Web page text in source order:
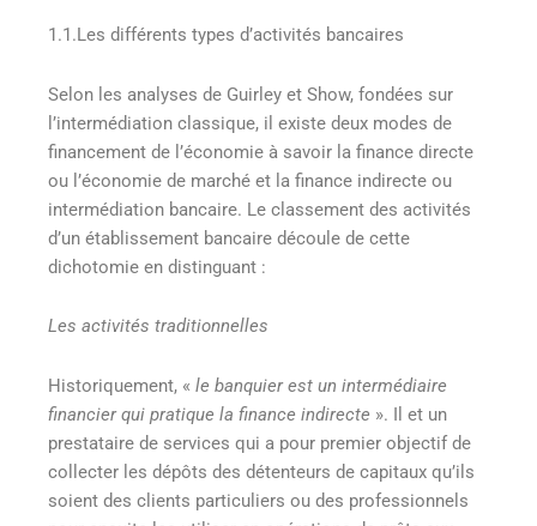
1.1.Les différents types d’activités bancaires
Selon les analyses de Guirley et Show, fondées sur
l’intermédiation classique, il existe deux modes de
financement de l’économie à savoir la finance directe
ou l’économie de marché et la finance indirecte ou
intermédiation bancaire. Le classement des activités
d’un établissement bancaire découle de cette
dichotomie en distinguant :
Les activités traditionnelles
Historiquement, « le banquier est un intermédiaire
financier qui pratique la finance indirecte ». Il et un
prestataire de services qui a pour premier objectif de
collecter les dépôts des détenteurs de capitaux qu’ils
soient des clients particuliers ou des professionnels